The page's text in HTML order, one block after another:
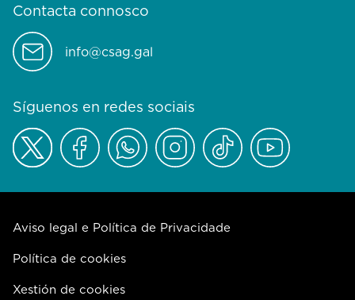
Contacta connosco
info@csag.gal
Síguenos en redes sociais
Aviso legal e Política de Privacidade
Política de cookies
Xestión de cookies